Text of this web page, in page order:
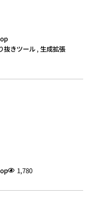
抜きツール , 生成拡張
1,780